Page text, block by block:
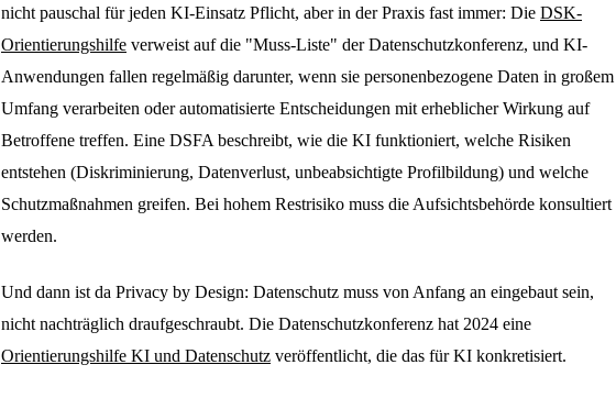
nicht pauschal für jeden KI-Einsatz Pflicht, aber in der Praxis fast immer: Die DSK-
Orientierungshilfe verweist auf die "Muss-Liste" der Datenschutzkonferenz, und KI-
Anwendungen fallen regelmäßig darunter, wenn sie personenbezogene Daten in großem
Umfang verarbeiten oder automatisierte Entscheidungen mit erheblicher Wirkung auf
Betroffene treffen. Eine DSFA beschreibt, wie die KI funktioniert, welche Risiken
entstehen (Diskriminierung, Datenverlust, unbeabsichtigte Profilbildung) und welche
Schutzmaßnahmen greifen. Bei hohem Restrisiko muss die Aufsichtsbehörde konsultiert
werden.
Und dann ist da Privacy by Design: Datenschutz muss von Anfang an eingebaut sein,
nicht nachträglich draufgeschraubt. Die Datenschutzkonferenz hat 2024 eine
Orientierungshilfe KI und Datenschutz veröffentlicht, die das für KI konkretisiert.